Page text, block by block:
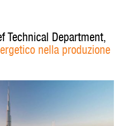
Technical Department,
nella produzione